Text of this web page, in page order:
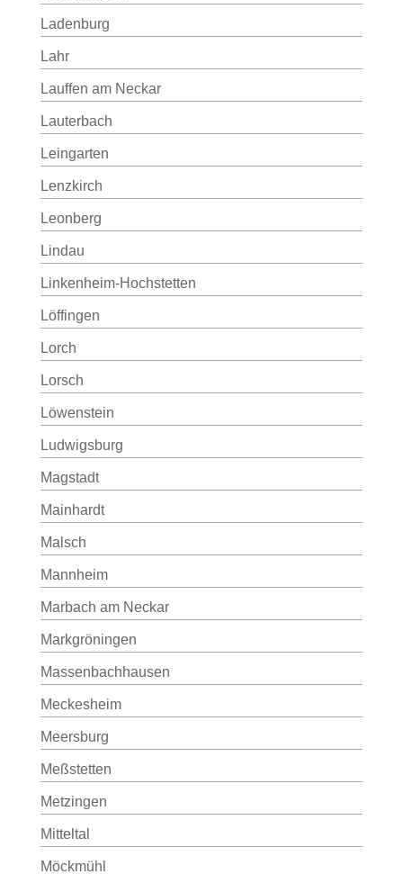
Ladenburg
Lahr
Lauffen am Neckar
Lauterbach
Leingarten
Lenzkirch
Leonberg
Lindau
Linkenheim-Hochstetten
Löffingen
Lorch
Lorsch
Löwenstein
Ludwigsburg
Magstadt
Mainhardt
Malsch
Mannheim
Marbach am Neckar
Markgröningen
Massenbachhausen
Meckesheim
Meersburg
Meßstetten
Metzingen
Mitteltal
Möckmühl